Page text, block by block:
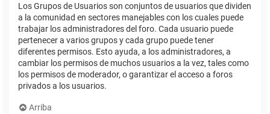
Los Grupos de Usuarios son conjuntos de usuarios que dividen
a la comunidad en sectores manejables con los cuales puede
trabajar los administradores del foro. Cada usuario puede
pertenecer a varios grupos y cada grupo puede tener
diferentes permisos. Esto ayuda, a los administradores, a
cambiar los permisos de muchos usuarios a la vez, tales como
los permisos de moderador, o garantizar el acceso a foros
privados a los usuarios.
Arriba